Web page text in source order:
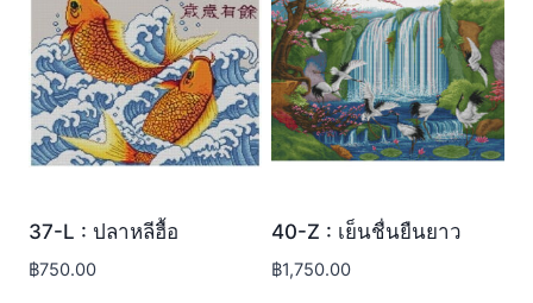
37-L : ปลาหลีฮื้อ
฿750.00
40-Z : เย็นชื่นยืนยาว
฿1,750.00